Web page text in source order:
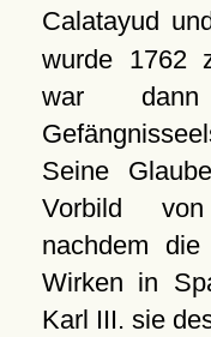
Calatayud
wurde 1762
war
Seine
Vorbild
nachdem
Wirken in
Karl III. sie